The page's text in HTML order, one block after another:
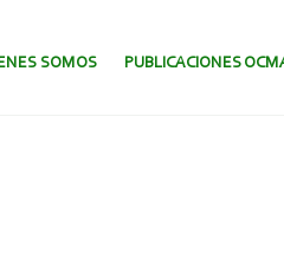
SOMOS PUBLICACIONES